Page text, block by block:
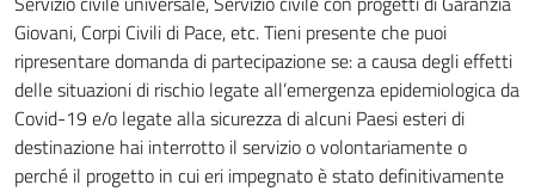
Giovani, Corpi Civili di Pace, etc. Tieni presente che puoi
ripresentare domanda di partecipazione se: a causa degli effetti
delle situazioni di rischio legate all’emergenza epidemiologica da
Covid-19 e/o legate alla sicurezza di alcuni Paesi esteri di
destinazione hai interrotto il servizio o volontariamente o
perché il progetto in cui eri impegnato è stato definitivamente